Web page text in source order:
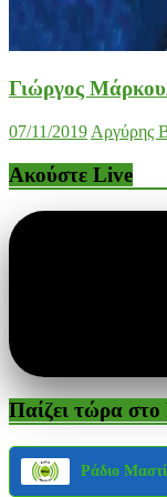
Γιώργος
07/11/2019 Αργύρης
Ακούστε Live
Παίζει τώρα
Ράδιο